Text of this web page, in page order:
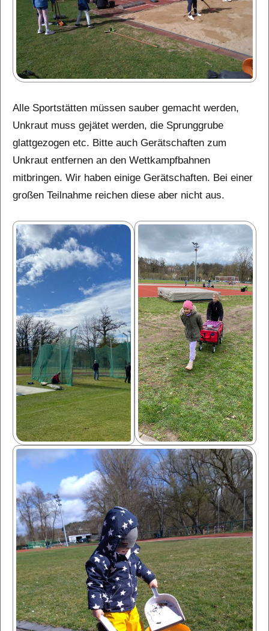
Alle Sportstätten müssen sauber gemacht werden,
Unkraut muss gejätet werden, die Sprunggrube
glattgezogen etc. Bitte auch Gerätschaften zum
Unkraut entfernen an den Wettkampfbahnen
mitbringen. Wir haben einige Gerätschaften. Bei einer
großen Teilnahme reichen diese aber nicht aus.